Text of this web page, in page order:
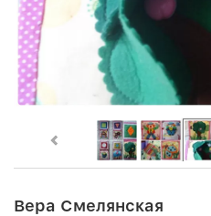
Вера Смелянская